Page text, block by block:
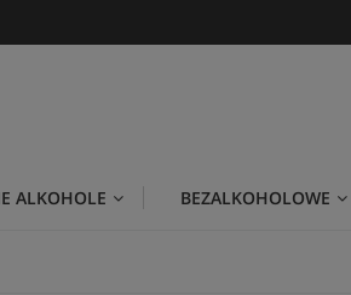
ALKOHOLE BEZALKOHOLOWE